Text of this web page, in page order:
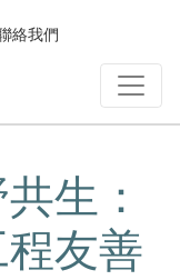
絡我們
生：
友善